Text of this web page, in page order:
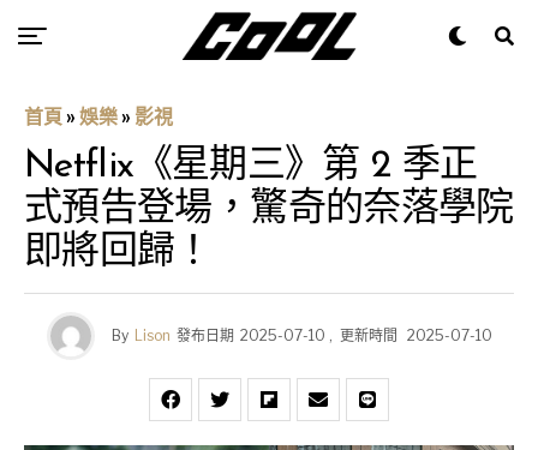
首頁 » 娛樂 » 影視
Netflix《星期三》第 2 季正
式預告登場，驚奇的奈落學院
即將回歸！
By Lison 發布日期 2025-07-10 , 更新時間 2025-07-10